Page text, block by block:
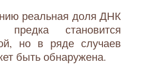
реальная доля ДНК
становится
но в ряде случаев
быть обнаружена.